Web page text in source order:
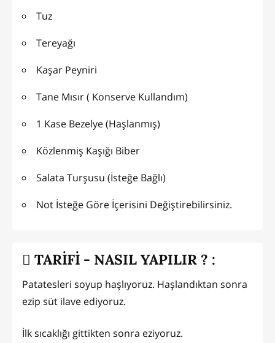
Tuz
Tereyağı
Kaşar Peyniri
Tane Mısır ( Konserve Kullandım)
1 Kase Bezelye (Haşlanmış)
Közlenmiş Kaşığı Biber
Salata Turşusu (İsteğe Bağlı)
Not İsteğe Göre İçerisini Değiştirebilirsiniz.
TARİFİ - NASIL YAPILIR ? :
Patatesleri soyup haşlıyoruz. Haşlandıktan sonra
ezip süt ilave ediyoruz.
İlk sıcaklığı gittikten sonra eziyoruz.